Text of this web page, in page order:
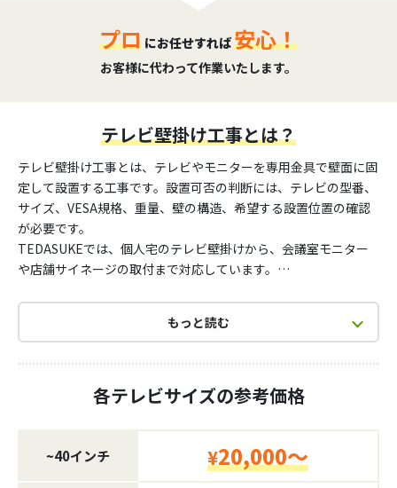
プロ にお任せすれば安心！
お客様に代わって作業いたします。
テレビ壁掛け工事とは？
テレビ壁掛け工事とは、テレビやモニターを専用金具で壁面に固
定して設置する工事です。設置可否の判断には、テレビの型番、
サイズ、VESA規格、重量、壁の構造、希望する設置位置の確認
が必要です。
TEDASUKEでは、個人宅のテレビ壁掛けから、会議室モニター
や店舗サイネージの取付まで対応しています。
ポイント、参考料金、よくあるご質問、施工事例をまとめていま
もっと読む
各テレビサイズの参考価格
~40インチ ¥20,000～